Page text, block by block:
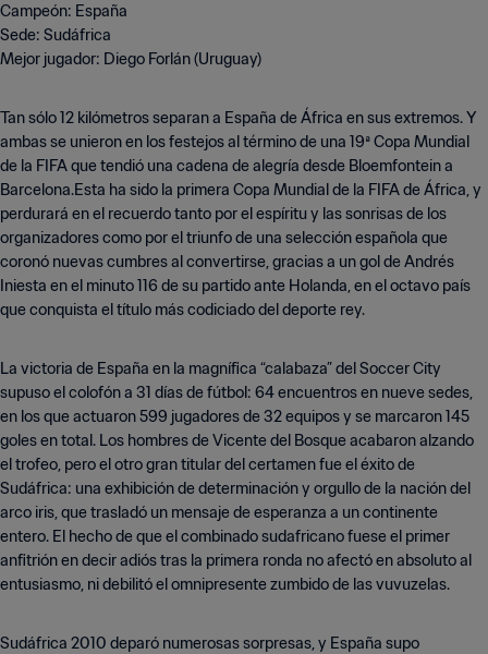
Campeón: España
Sede: Sudáfrica
Mejor jugador: Diego Forlán (Uruguay)
Tan sólo 12 kilómetros separan a España de África en sus extremos. Y
ambas se unieron en los festejos al término de una 19ª Copa Mundial
de la FIFA que tendió una cadena de alegría desde Bloemfontein a
Barcelona.Esta ha sido la primera Copa Mundial de la FIFA de África, y
perdurará en el recuerdo tanto por el espíritu y las sonrisas de los
organizadores como por el triunfo de una selección española que
coronó nuevas cumbres al convertirse, gracias a un gol de Andrés
Iniesta en el minuto 116 de su partido ante Holanda, en el octavo país
que conquista el título más codiciado del deporte rey.
La victoria de España en la magnífica “calabaza” del Soccer City
supuso el colofón a 31 días de fútbol: 64 encuentros en nueve sedes,
en los que actuaron 599 jugadores de 32 equipos y se marcaron 145
goles en total. Los hombres de Vicente del Bosque acabaron alzando
el trofeo, pero el otro gran titular del certamen fue el éxito de
Sudáfrica: una exhibición de determinación y orgullo de la nación del
arco iris, que trasladó un mensaje de esperanza a un continente
entero. El hecho de que el combinado sudafricano fuese el primer
anfitrión en decir adiós tras la primera ronda no afectó en absoluto al
entusiasmo, ni debilitó el omnipresente zumbido de las vuvuzelas.
Sudáfrica 2010 deparó numerosas sorpresas, y España supo